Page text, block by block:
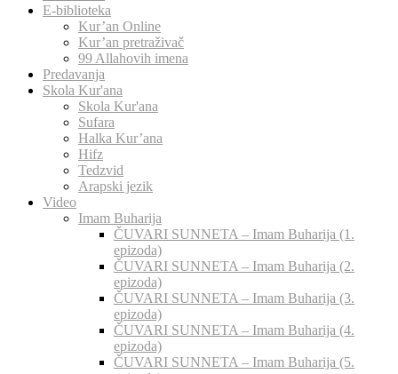
E-biblioteka
Kur’an Online
Kur’an pretraživač
99 Allahovih imena
Predavanja
Skola Kur'ana
Skola Kur'ana
Sufara
Halka Kur’ana
Hifz
Tedzvid
Arapski jezik
Video
Imam Buharija
ČUVARI SUNNETA – Imam Buharija (1.
epizoda)
ČUVARI SUNNETA – Imam Buharija (2.
epizoda)
ČUVARI SUNNETA – Imam Buharija (3.
epizoda)
ČUVARI SUNNETA – Imam Buharija (4.
epizoda)
ČUVARI SUNNETA – Imam Buharija (5.